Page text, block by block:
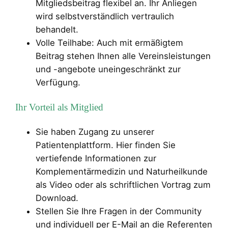
Mitgliedsbeitrag flexibel an. Ihr Anliegen
wird selbstverständlich vertraulich
behandelt.
Volle Teilhabe: Auch mit ermäßigtem
Beitrag stehen Ihnen alle Vereinsleistungen
und -angebote uneingeschränkt zur
Verfügung.
Ihr Vorteil als Mitglied
Sie haben Zugang zu unserer
Patientenplattform. Hier finden Sie
vertiefende Informationen zur
Komplementärmedizin und Naturheilkunde
als Video oder als schriftlichen Vortrag zum
Download.
Stellen Sie Ihre Fragen in der Community
und individuell per E-Mail an die Referenten